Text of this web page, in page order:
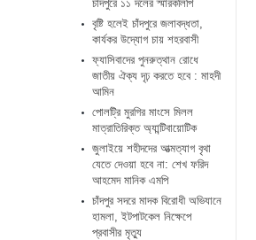
চাঁদপুরে ১১ দলের স্মারকলিপি
বৃষ্টি হলেই চাঁদপুরে জলাবদ্ধতা,
কার্যকর উদ্যোগ চায় শহরবাসী
ফ্যাসিবাদের পুনরুত্থান রোধে
জাতীয় ঐক্য দৃঢ় করতে হবে : মাহদী
আমিন
পোলট্রি মুরগির মাংসে মিলল
মাত্রাতিরিক্ত অ্যান্টিবায়োটিক
জুলাইয়ে শহীদদের আত্মত্যাগ বৃথা
যেতে দেওয়া হবে না: শেখ ফরিদ
আহমেদ মানিক এমপি
চাঁদপুর সদরে মাদক বিরোধী অভিযানে
হামলা, ইটপাটকেল নিক্ষেপে
প্রবাসীর মৃত্যু